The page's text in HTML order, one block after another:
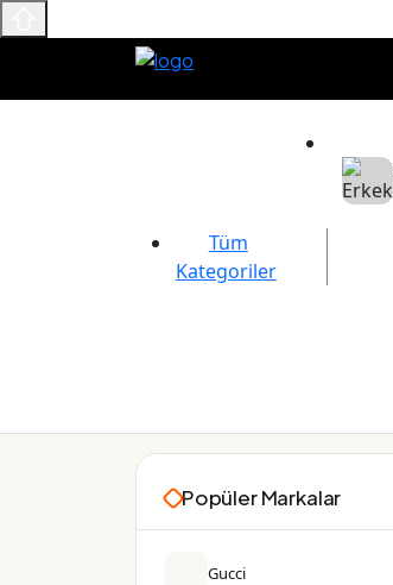
Tüm
Kategoriler
Maslak Outlet
Popüler Markalar
Gucci